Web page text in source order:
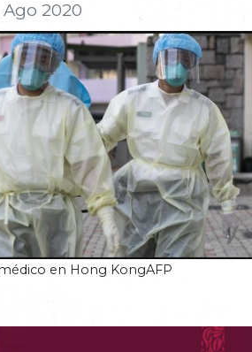
Ago 2020
en Hong KongAFP